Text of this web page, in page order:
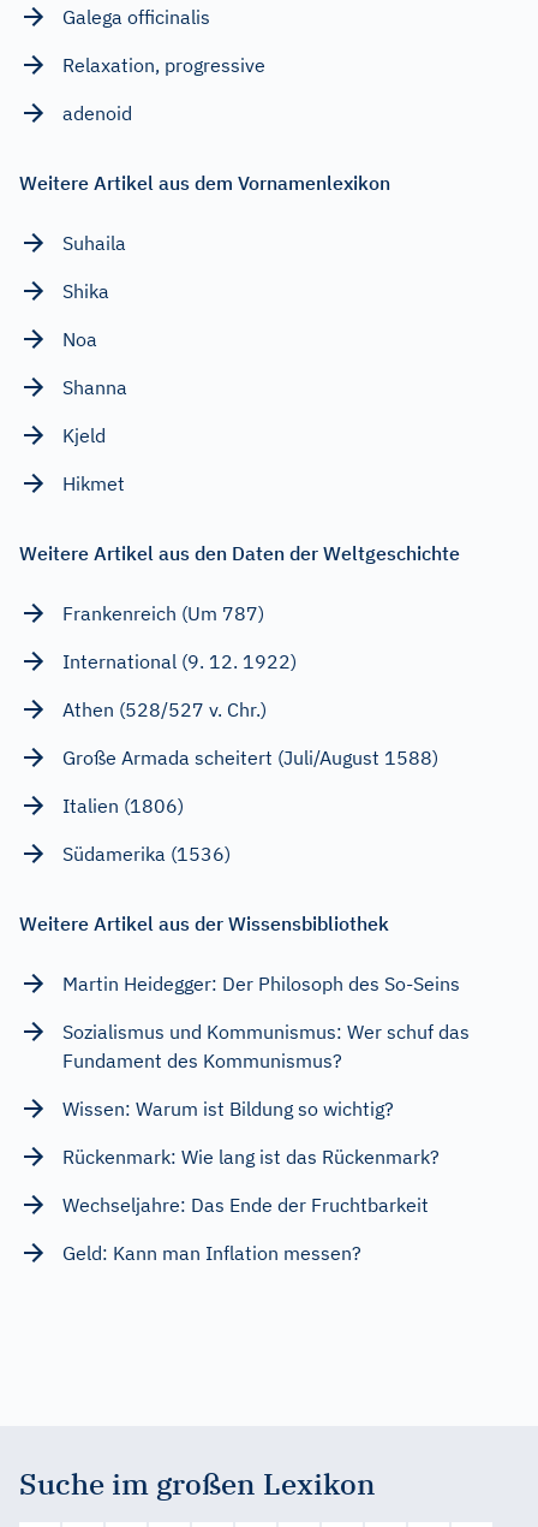
Galega officinalis
Relaxation, progressive
adenoid
Weitere Artikel aus dem Vornamenlexikon
Suhaila
Shika
Noa
Shanna
Kjeld
Hikmet
Weitere Artikel aus den Daten der Weltgeschichte
Frankenreich (Um 787)
International (9. 12. 1922)
Athen (528/527 v. Chr.)
Große Armada scheitert (Juli/August 1588)
Italien (1806)
Südamerika (1536)
Weitere Artikel aus der Wissensbibliothek
Martin Heidegger: Der Philosoph des So-Seins
Sozialismus und Kommunismus: Wer schuf das
Fundament des Kommunismus?
Wissen: Warum ist Bildung so wichtig?
Rückenmark: Wie lang ist das Rückenmark?
Wechseljahre: Das Ende der Fruchtbarkeit
Geld: Kann man Inflation messen?
Suche im großen Lexikon